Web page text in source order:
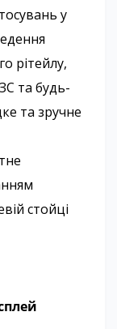
у
рітейлу,
та будь-
та зручне
стойці